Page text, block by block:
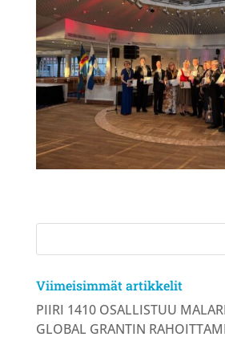
Viimeisimmät artikkelit
PIIRI 1410 OSALLISTUU
GLOBAL GRANTIN